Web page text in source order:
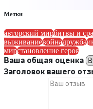
Метки
авторский мирбитвы и
выживаниевойнадружба
мирстановление героя
Ваша общая оценка
Заголовок вашего